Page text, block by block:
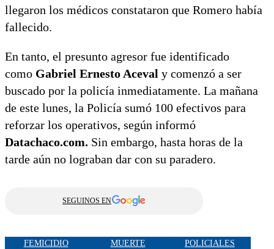
llegaron los médicos constataron que Romero había
fallecido.
En tanto, el presunto agresor fue identificado
como Gabriel Ernesto Aceval y comenzó a ser
buscado por la policía inmediatamente. La mañana
de este lunes, la Policía sumó 100 efectivos para
reforzar los operativos, según informó
Datachaco.com. Sin embargo, hasta horas de la
tarde aún no lograban dar con su paradero.
SEGUINOS EN
FEMICIDIO MUERTE
POLICIALES